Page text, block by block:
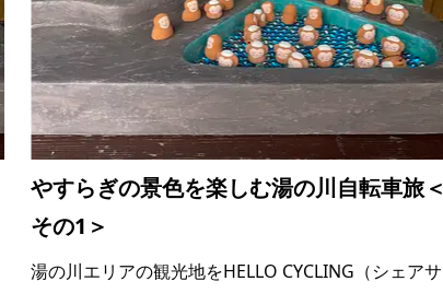
やすらぎの景色を楽しむ湯の川自転車旅＜
その1＞
湯の川エリアの観光地をHELLO CYCLING（シェアサ